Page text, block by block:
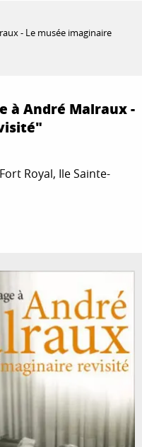
- Le musée imaginaire
à André Malraux -
Royal, Ile Sainte-